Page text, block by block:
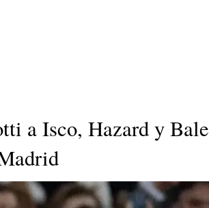
a Isco, Hazard y Bale